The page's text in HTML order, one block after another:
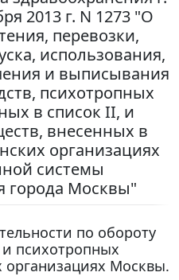
2013 г. N 1273 "О
перевозки,
использования,
и выписывания
психотропных
в список II, и
внесенных в
организациях
системы
города Москвы"
по обороту
и психотропных
организациях Москвы.